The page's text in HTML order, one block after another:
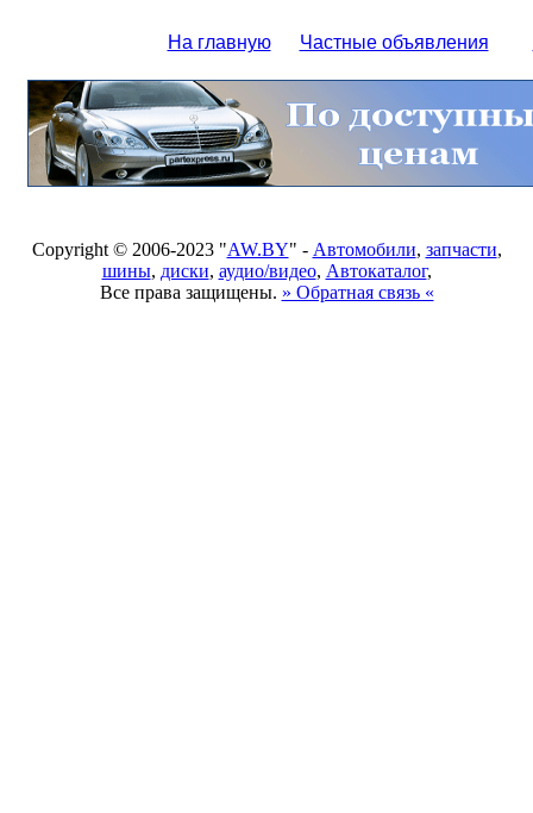
На главную Частные объявления
Copyright © 2006-2023 "AW.BY" - Автомобили, запчасти,
шины, диски, аудио/видео, Автокаталог,
Все права защищены. » Обратная связь «